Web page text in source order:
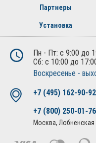
Партнеры
Установка
Пн - Пт: с 9:00 до
Сб: с 10:00 до
Воскресенье -
+7 (495) 162-90-92
+7 (800) 250-01-76
Москва, Лобненская